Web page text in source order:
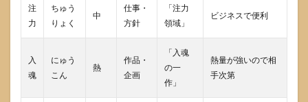
注
力
ちゅう
りょく
中
仕事・
方針
「注力
領域」
ビジネスで便利
入
魂
にゅう
こん
熱
作品・
企画
「入魂
の一
作」
熱量が強いので相
手次第